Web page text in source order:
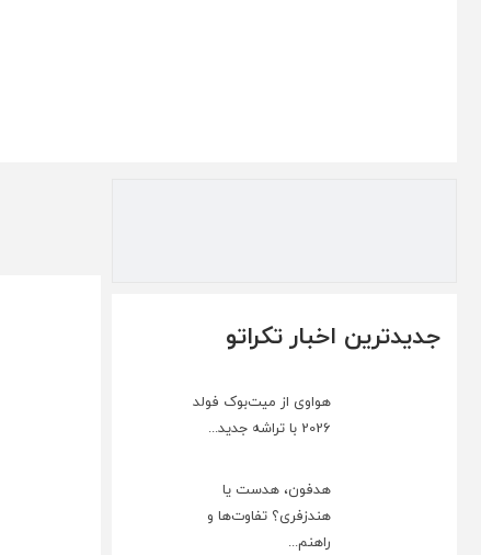
جدیدترین اخبار تکراتو
هواوی از میت‌بوک فولد
2026 با تراشه جدید...
هدفون، هدست یا
هندزفری؟ تفاوت‌ها و
راهنم...